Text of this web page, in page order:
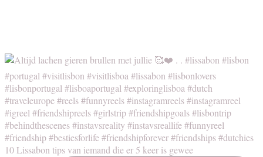
10 Lissabon tips van iemand die er 5 keer is gewee